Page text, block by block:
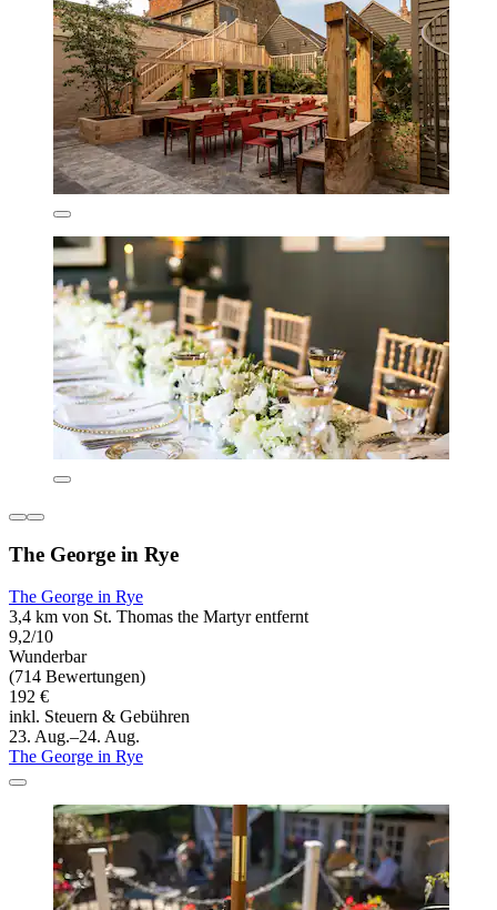
The George in Rye
The George in Rye
3,4 km von St. Thomas the Martyr entfernt
9,2/10
Wunderbar
(714 Bewertungen)
192 €
inkl. Steuern & Gebühren
23. Aug.–24. Aug.
The George in Rye